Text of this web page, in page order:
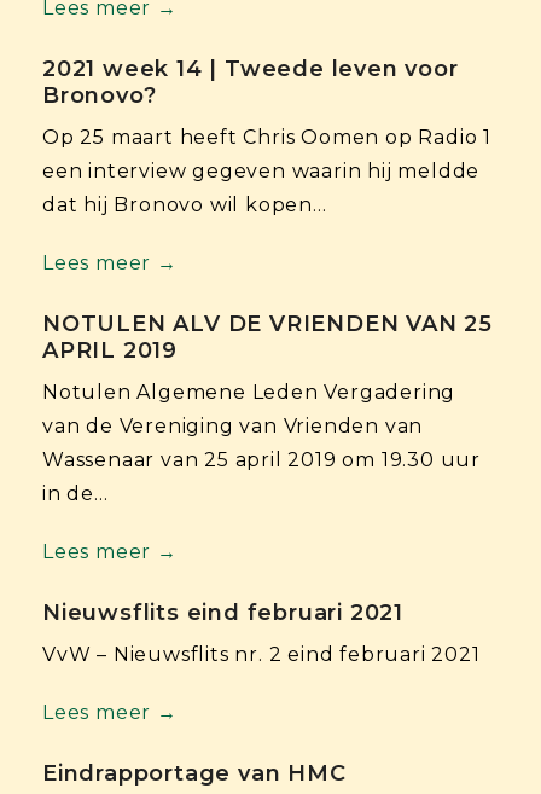
Lees meer →
2021 week 14 | Tweede leven voor
Bronovo?
Op 25 maart heeft Chris Oomen op Radio 1
een interview gegeven waarin hij meldde
dat hij Bronovo wil kopen…
Lees meer →
NOTULEN ALV DE VRIENDEN VAN 25
APRIL 2019
Notulen Algemene Leden Vergadering
van de Vereniging van Vrienden van
Wassenaar van 25 april 2019 om 19.30 uur
in de…
Lees meer →
Nieuwsflits eind februari 2021
VvW – Nieuwsflits nr. 2 eind februari 2021
Lees meer →
Eindrapportage van HMC